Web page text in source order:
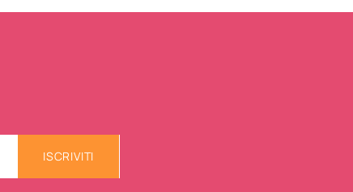
ISCRIVITI